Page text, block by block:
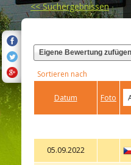
<<Suchergebnissen
Eigene Bewertung zufügen
Sortieren nach
Datum Foto
05.09.2022